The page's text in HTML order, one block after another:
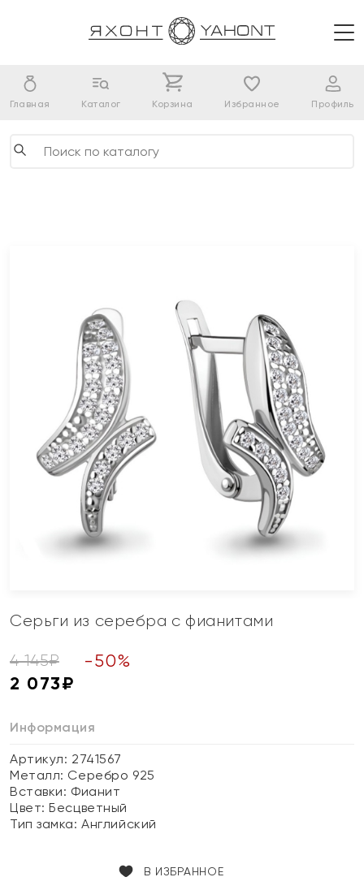
Главная Каталог Корзина Избранное Профиль
Серьги из серебра с фианитами
4 145₽ -50%
2 073₽
Информация
Артикул: 2741567
Металл: Серебро 925
Вставки: Фианит
Цвет:Бесцветный
Тип замка:Английский
В ИЗБРАННОЕ